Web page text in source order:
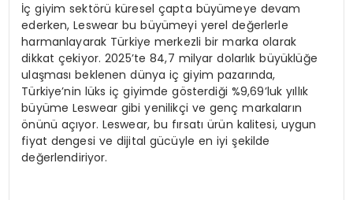
İç giyim sektörü küresel çapta büyümeye devam
ederken, Leswear bu büyümeyi yerel değerlerle
harmanlayarak Türkiye merkezli bir marka olarak
dikkat çekiyor. 2025’te 84,7 milyar dolarlık büyüklüğe
ulaşması beklenen dünya iç giyim pazarında,
Türkiye’nin lüks iç giyimde gösterdiği %9,69’luk yıllık
büyüme Leswear gibi yenilikçi ve genç markaların
önünü açıyor. Leswear, bu fırsatı ürün kalitesi, uygun
fiyat dengesi ve dijital gücüyle en iyi şekilde
değerlendiriyor.